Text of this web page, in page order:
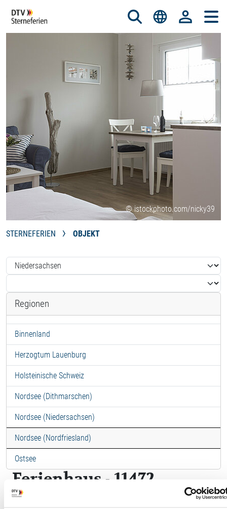
© istockphoto.com/nicky39
STERNEFERIEN OBJEKT
Regionen
Binnenland
Herzogtum Lauenburg
Holsteinische Schweiz
Nordsee (Dithmarschen)
Nordsee (Niedersachsen)
Nordsee (Nordfriesland)
Ostsee
Ferienhaus - 11472
Boardinghouse Sunset 2